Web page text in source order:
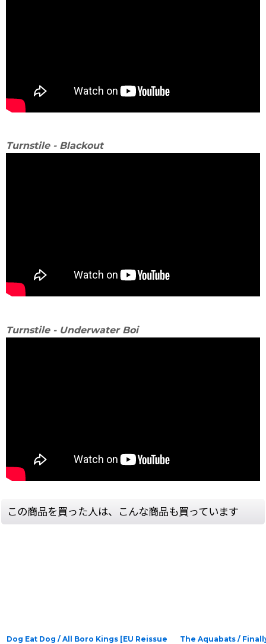
Turnstile - Blackout
Turnstile - Underwater Boi
この商品を買った人は、こんな商品も買っています
Dog Eat Dog / All Boro Kings [EU Reissue
The Aquabats /